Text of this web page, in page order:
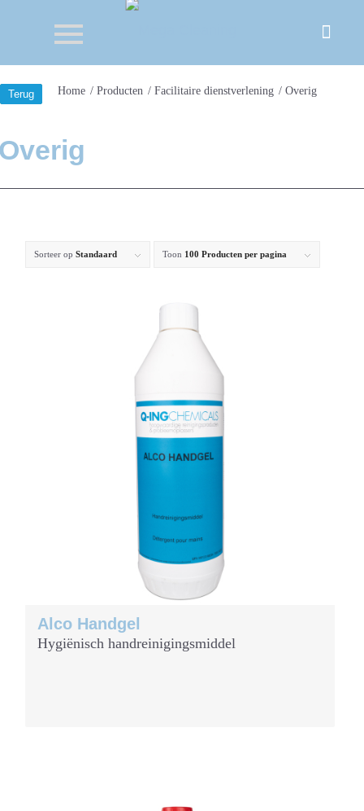
Terug Home / Producten / Facilitaire dienstverlening / Overig
Sorteer opStandaard Toon 100 Producten per pagina
Alco Handgel
Hygiënisch handreinigingsmiddel